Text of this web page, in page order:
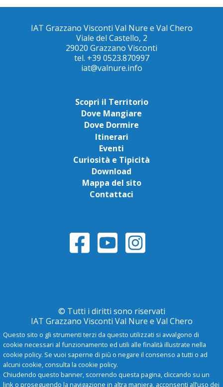
IAT Grazzano Visconti Val Nure e Val Chero
Viale del Castello, 2
29020 Grazzano Visconti
tel. +39 0523.870997
iat@valnure.info
Scopri il Territorio
Dove Mangiare
Dove Dormire
Itinerari
Eventi
Curiosità e Tipicità
Download
Mappa del sito
Contattaci
© Tutti i diritti sono riservati
IAT Grazzano Visconti Val Nure e Val Chero
Privacy Policy
Questo sito o gli strumenti terzi da questo utilizzati si avvalgono di
cookie necessari al funzionamento ed utili alle finalità illustrate nella
cookie policy. Se vuoi saperne di più o negare il consenso a tutti o ad
alcuni cookie, consulta la cookie policy.
Chiudendo questo banner, scorrendo questa pagina, cliccando su un
link o proseguendo la navigazione in altra maniera, acconsenti all’uso dei
- A +